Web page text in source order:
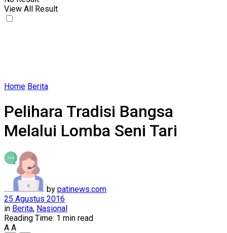
View All Result
Home Berita
Pelihara Tradisi Bangsa
Melalui Lomba Seni Tari
by patinews.com
25 Agustus 2016
in Berita, Nasional
Reading Time: 1 min read
A A